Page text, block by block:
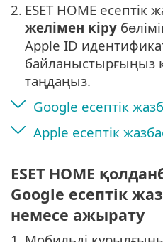
2. ESET HOME есептік
желімен кіру
Apple ID
байланыстырғыңыз
таңдаңыз.
Google есептік
Apple есептік
ESET HOME
Google есептік
немесе ажырату